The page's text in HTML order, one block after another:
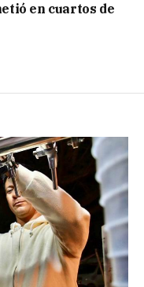
en cuartos de